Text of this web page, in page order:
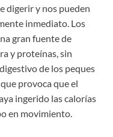
digerir y nos pueden
inmediato. Los
gran fuente de
y proteínas, sin
de los peques
provoca que el
ingerido las calorías
en movimiento.